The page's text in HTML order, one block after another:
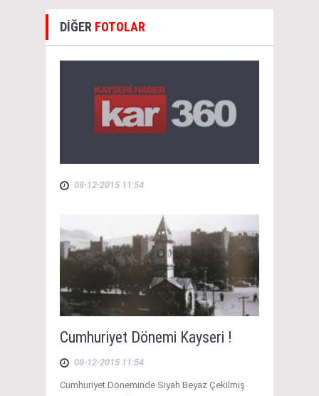
DİĞER FOTOLAR
08-12-2015 11:54
Cumhuriyet Dönemi Kayseri !
08-12-2015 11:54
Cumhuriyet Döneminde Siyah Beyaz Çekilmiş